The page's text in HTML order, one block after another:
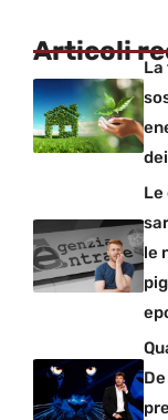
Articoli
La
le